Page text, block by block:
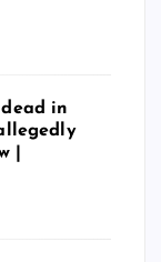
in
|